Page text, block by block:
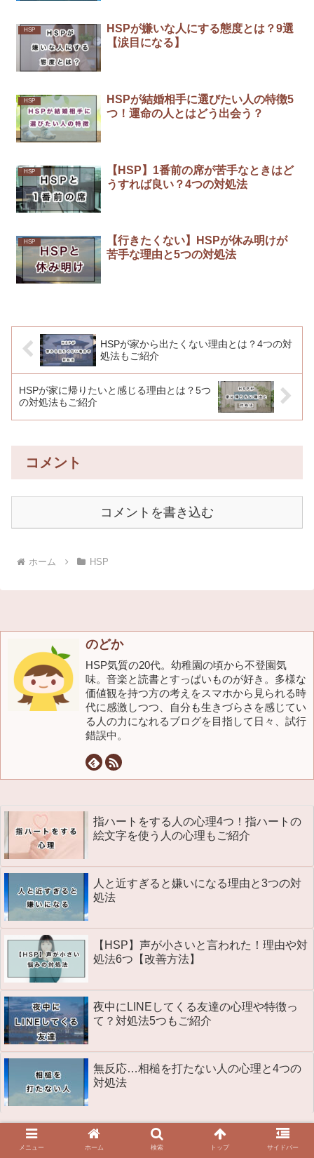
HSP
HSPが嫌いな人にする態度とは？9選
【涙目になる】
HSP
HSPが結婚相手に選びたい人の特徴5
つ！運命の人とはどう出会う？
HSP
【HSP】1番前の席が苦手なときはど
うすれば良い？4つの対処法
HSP
【行きたくない】HSPが休み明けが
苦手な理由と5つの対処法
HSPが家から出たくない理由とは？4つの対
処法もご紹介
HSPが家に帰りたいと感じる理由とは？5つ
の対処法もご紹介
コメント
コメントを書き込む
ホーム HSP
のどか
HSP気質の20代。幼稚園の頃から不登園気
味。音楽と読書とすっぱいものが好き。多様な
価値観を持つ方の考えをスマホから見られる時
代に感激しつつ、自分も生きづらさを感じてい
る人の力になれるブログを目指して日々、試行
錯誤中。
指ハートをする人の心理4つ！指ハートの
絵文字を使う人の心理もご紹介
人と近すぎると嫌いになる理由と3つの対
処法
【HSP】声が小さいと言われた！理由や対
処法6つ【改善方法】
夜中にLINEしてくる友達の心理や特徴っ
て？対処法5つもご紹介
無反応…相槌を打たない人の心理と4つの
対処法
アーカイブ
メニュー ホーム 検索 トップ サイドバー